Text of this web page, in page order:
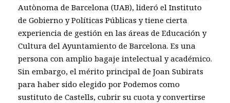
Autònoma de Barcelona (UAB), lideró el Instituto
de Gobierno y Políticas Públicas y tiene cierta
experiencia de gestión en las áreas de Educación y
Cultura del Ayuntamiento de Barcelona. Es una
persona con amplio bagaje intelectual y académico.
Sin embargo, el mérito principal de Joan Subirats
para haber sido elegido por Podemos como
sustituto de Castells, cubrir su cuota y convertirse